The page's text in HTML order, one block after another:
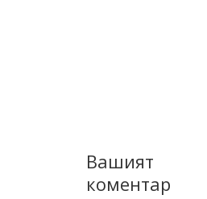
Вашият
коментар